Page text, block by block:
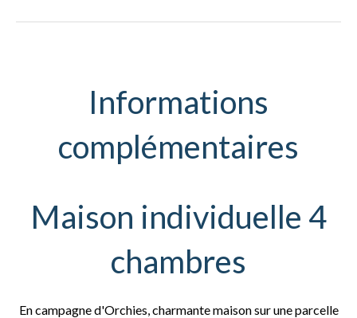
Informations
complémentaires
Maison individuelle 4
chambres
En campagne d'Orchies, charmante maison sur une parcelle